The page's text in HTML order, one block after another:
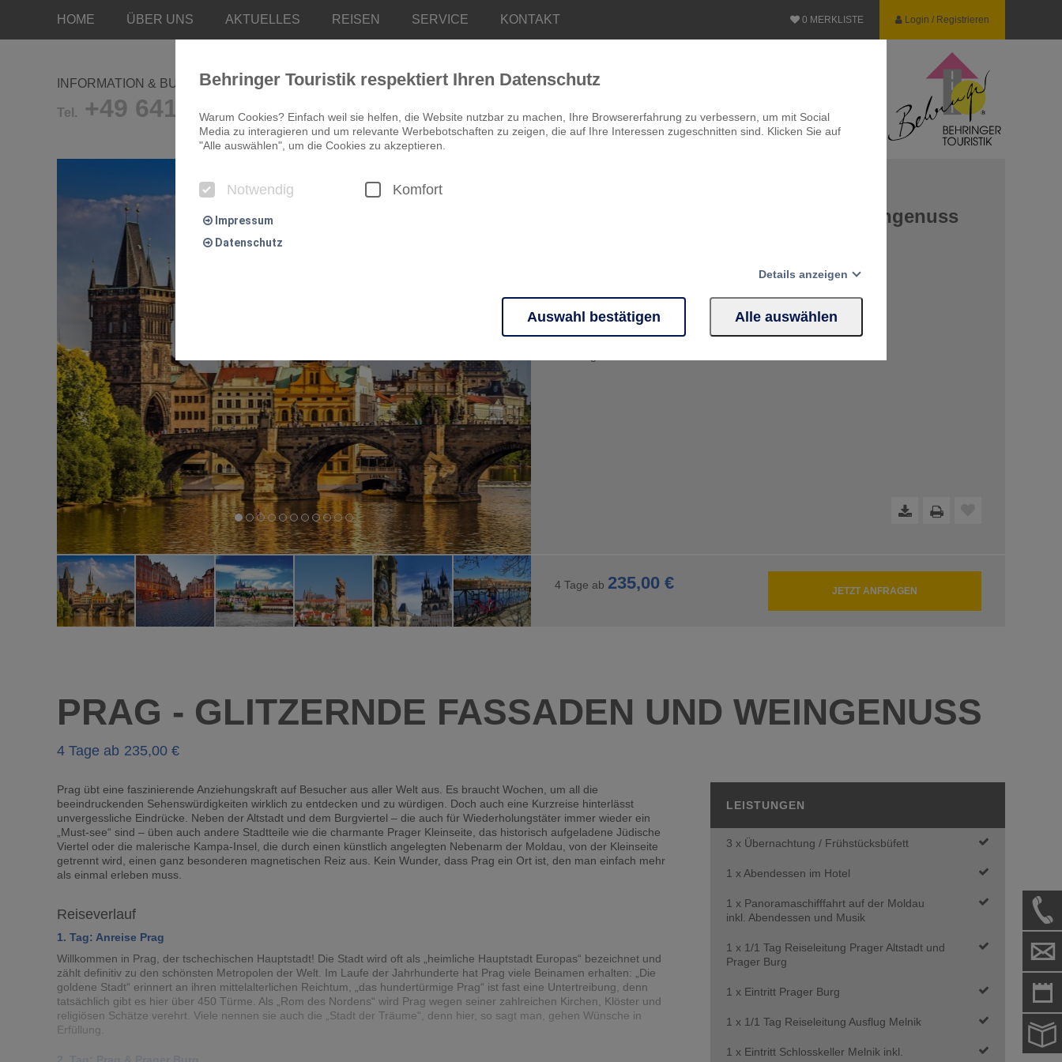
HOME ÜBER UNS AKTUELLES REISEN SERVICE KONTAKT Login / Registrieren
0 MERKLISTE
INFORMATION & BUCHUNG
Tel. +49 641/9681-0
Prag - Glitzernde Fassaden und Weingenuss
Unterbringung im 4*-Hotel in Prag
4 Tage ab 235,00 € JETZT ANFRAGEN
PRAG - GLITZERNDE FASSADEN UND WEINGENUSS
4 Tage ab 235
Prag übt eine faszinierende Anziehungskraft auf Besucher aus aller Welt aus. Es braucht Wochen, um all die
beeindruckenden Sehenswürdigkeiten wirklich zu entdecken und zu würdigen. Doch auch eine Kurzreise hinterlässt
unvergessliche Eindrücke. Neben der Altstadt und dem Burgviertel – die auch für Wiederholungstäter immer wieder ein
„Must-see“ sind – üben auch andere Stadtteile wie die charmante Prager Kleinseite, das historisch aufgeladene Jüdische
Viertel oder die malerische Kampa-Insel, die durch einen künstlich angelegten Nebenarm der Moldau, von der Kleinseite
getrennt wird, einen ganz besonderen magnetischen Reiz aus. Kein Wunder, dass Prag ein Ort ist, den man einfach mehr
als einmal erleben muss.
Reiseverlauf
1. Tag: Anreise Prag
Willkommen in Prag, der tschechischen Hauptstadt! Die Stadt wird oft als „heimliche Hauptstadt Europas“ bezeichnet und
zählt definitiv zu den schönsten Metropolen der Welt. Im Laufe der Jahrhunderte hat Prag viele Beinamen erhalten: „Die
goldene Stadt“ erinnert an ihren mittelalterlichen Reichtum, „das hundertürmige Prag“ ist fast eine Untertreibung, denn
tatsächlich gibt es hier über 450 Türme. Als „Rom des Nordens“ wird Prag wegen seiner zahlreichen Kirchen, Klöster und
religiösen Schätze verehrt. Viele nennen sie auch die „Stadt der Träume“, denn hier, so sagt man, gehen Wünsche in
Erfüllung.
LEISTUNGEN
3 x Übernachtung / Frühstücksbüfett
1 x Abendessen im Hotel
1 x Panoramaschifffahrt auf der Moldau
inkl. Abendessen und Musik
1 x 1/1 Tag Reiseleitung Prager Altstadt und
Prager Burg
1 x Eintritt Prager Burg
1 x 1/1 Tag Reiseleitung Ausflug Melnik
1 x Eintritt Schlosskeller Melnik inkl.
Behringer Touristik respektiert Ihren Datenschutz
Warum Cookies? Einfach weil sie helfen, die Website nutzbar zu machen, Ihre Browsererfahrung zu verbessern, um mit Social
Media zu interagieren und um relevante Werbebotschaften zu zeigen, die auf Ihre Interessen zugeschnitten sind. Klicken Sie auf
"Alle auswählen", um die Cookies zu akzeptieren.
Notwendig Komfort
Impressum
Datenschutz
Details anzeigen
Essentielle Cookies ermöglichen grundlegende Funktionen und sind für die einwandfreie Funktion der Website erforderlich.
Diese Cookies ermöglichen die Interaktion mit Facebook und Google Maps. Sie werden für die einwandfreie Funktion der Website
nicht benötigt.
Auswahl bestätigen Alle auswählen